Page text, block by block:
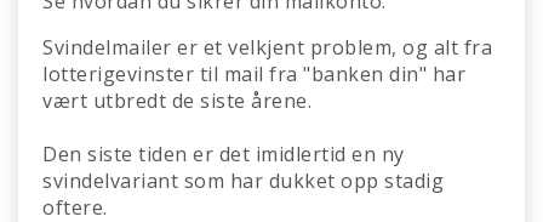
Svindelmailer er et velkjent problem, og alt fra
lotterigevinster til mail fra "banken din" har
vært utbredt de siste årene.
Den siste tiden er det imidlertid en ny
svindelvariant som har dukket opp stadig
oftere.